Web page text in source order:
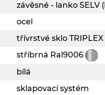
závěsné - lanko SELV
ocel
třívrstvé sklo TRIPLEX
stříbrná Ral9006
bílá
sklapovací systém